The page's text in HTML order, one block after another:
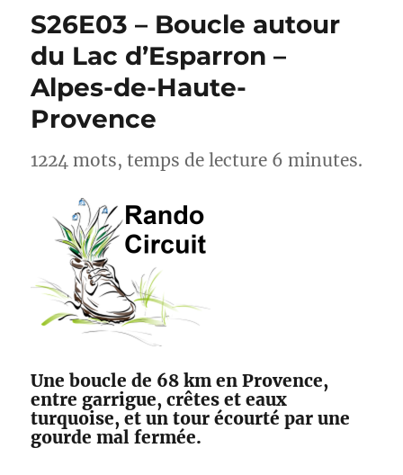
mois-
S26E03 – Boucle autour
du Lac d’Esparron –
Alpes-de-Haute-
Provence
1224 mots, temps de lecture 6 minutes.
Une boucle de 68 km en Provence,
entre garrigue, crêtes et eaux
turquoise, et un tour écourté par une
gourde mal fermée.